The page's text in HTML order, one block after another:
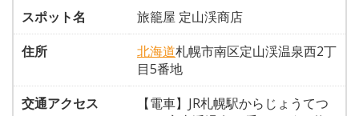
スポット名
旅籠屋 定山渓商店
住所
北海道札幌市南区定山渓温泉西2丁
目5番地
交通アクセス
【電車】JR札幌駅からじょうてつ